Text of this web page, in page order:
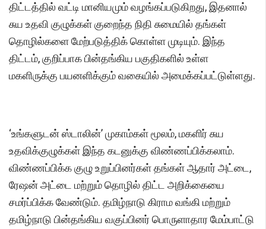
திட்டத்தில் வட்டி மானியமும் வழங்கப்படுகிறது, இதனால்
சுய உதவி குழுக்கள் குறைந்த நிதி சுமையில் தங்கள்
தொழில்களை மேற்படுத்திக் கொள்ள முடியும். இந்த
திட்டம், குறிப்பாக பின்தங்கிய பகுதிகளில் உள்ள
மகளிருக்கு பயனளிக்கும் வகையில் அமைக்கப்பட்டுள்ளது.
‘உங்களுடன் ஸ்டாலின்’ முகாம்கள் மூலம், மகளிர் சுய
உதவிக்குழுக்கள் இந்த கடனுக்கு விண்ணப்பிக்கலாம்.
விண்ணப்பிக்க குழு உறுப்பினர்கள் தங்கள் ஆதார் அட்டை,
ரேஷன் அட்டை மற்றும் தொழில் திட்ட அறிக்கையை
சமர்ப்பிக்க வேண்டும். தமிழ்நாடு கிராம வங்கி மற்றும்
தமிழ்நாடு பின்தங்கிய வகுப்பினர் பொருளாதார மேம்பாட்டு